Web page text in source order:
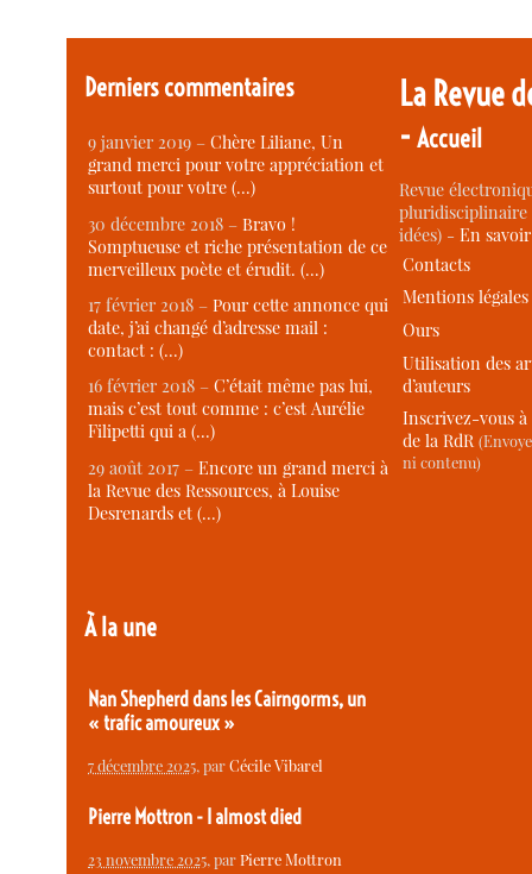
Derniers commentaires
9 janvier 2019 –Chère Liliane, Un
grand merci pour votre appréciation et
surtout pour votre (…)
30 décembre 2018 –Bravo !
Somptueuse et riche présentation de ce
merveilleux poète et érudit. (…)
17 février 2018 –Pour cette annonce qui
date, j’ai changé d’adresse mail :
contact : (…)
16 février 2018 –C’était même pas lui,
mais c’est tout comme : c’est Aurélie
Filipetti qui a (…)
29 août 2017 –Encore un grand merci à
la Revue des Ressources, à Louise
Desrenards et (…)
À la une
Nan Shepherd dans les Cairngorms, un
« trafic amoureux »
7 décembre 2025, parCécile Vibarel
Pierre Mottron - I almost died
23 novembre 2025, parPierre Mottron
La Revue
-Accueil
Revue
idées) -En
Contacts
Mentions légales
Ours
Utilisation des
d’auteurs
Inscrivez-vous
de la RdR
ni contenu)